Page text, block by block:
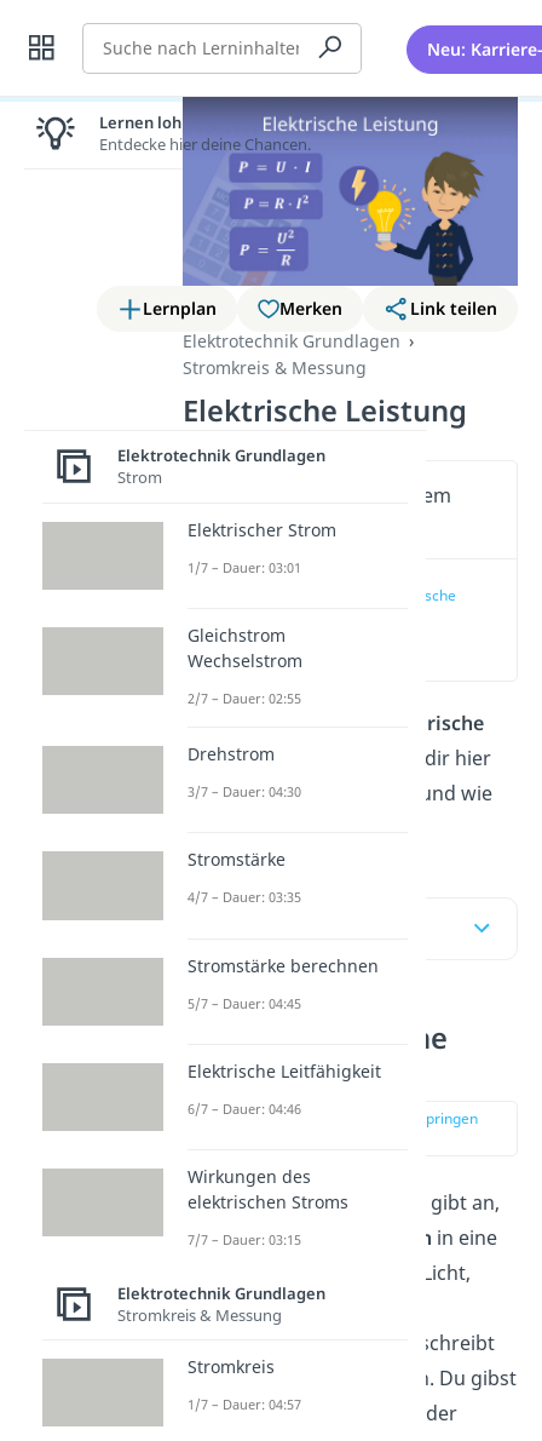
Suche Neu:
Lernplan Merken
Link teilen
Elektrotechnik Grundlagen
Stromkreis & Messung
Elektrische Leistung
Wichtige Inhalte in diesem
Video
Was ist elektrische
elektrische
Leistungist? Wir erklären dir hier
und imVideo,
was das ist und wie
Was ist elektrische
Leistung?
zur Stelle im Video springen
Dieelektrische Leistung P
gibt an,
wie viel Energie
momentan in eine
andere Energieform (z. B. Licht,
Wärme oder Bewegung)
umgewandelt wird. Sie beschreibt
also den Energieverbrauch. Du gibst
die elektrische Leistung in der
Lernen lohnt sich!
Entdecke hier deine Chancen.
Elektrotechnik Grundlagen
Strom
Elektrischer Strom
1/7 – Dauer: 03:01
Gleichstrom
Wechselstrom
2/7 – Dauer: 02:55
Drehstrom
3/7 – Dauer: 04:30
Stromstärke
4/7 – Dauer: 03:35
Stromstärke berechnen
5/7 – Dauer: 04:45
Elektrische Leitfähigkeit
6/7 – Dauer: 04:46
Wirkungen des
elektrischen Stroms
7/7 – Dauer: 03:15
Elektrotechnik Grundlagen
Stromkreis & Messung
Stromkreis
1/7 – Dauer: 04:57